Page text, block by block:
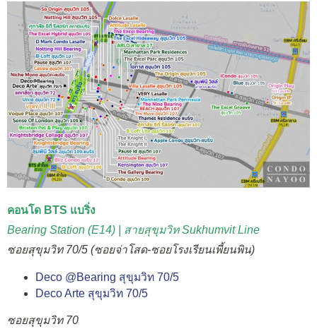
คอนโด BTS แบริ่ง
Bearing Station (E14) | สายสุขุมวิท Sukhumvit Line
ซอยสุขุมวิท 70/5 (ซอยจ่าโสด-ซอยโรงเรียนเพี้ยนพิน)
Deco @Bearing สุขุมวิท 70/5
Deco Arte สุขุมวิท 70/5
ซอยสุขุมวิท 70